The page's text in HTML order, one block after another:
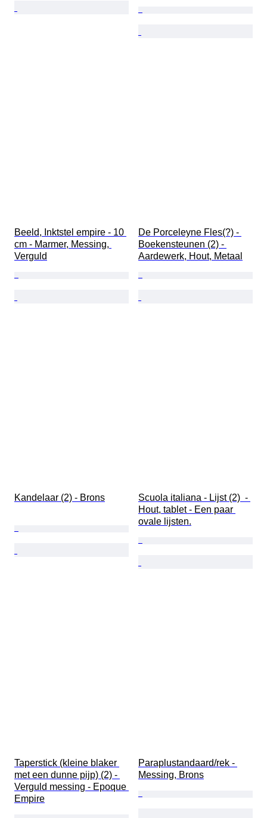
Beeld, Inktstel empire - 10
cm - Marmer, Messing,
Verguld
De Porceleyne Fles(?) -
Boekensteunen (2) -
Aardewerk, Hout, Metaal
Kandelaar (2) - Brons
Scuola italiana - Lijst (2)  -
Hout, tablet - Een paar
ovale lijsten.
Taperstick (kleine blaker
met een dunne pijp) (2) -
Verguld messing - Epoque
Empire
Paraplustandaard/rek -
Messing, Brons